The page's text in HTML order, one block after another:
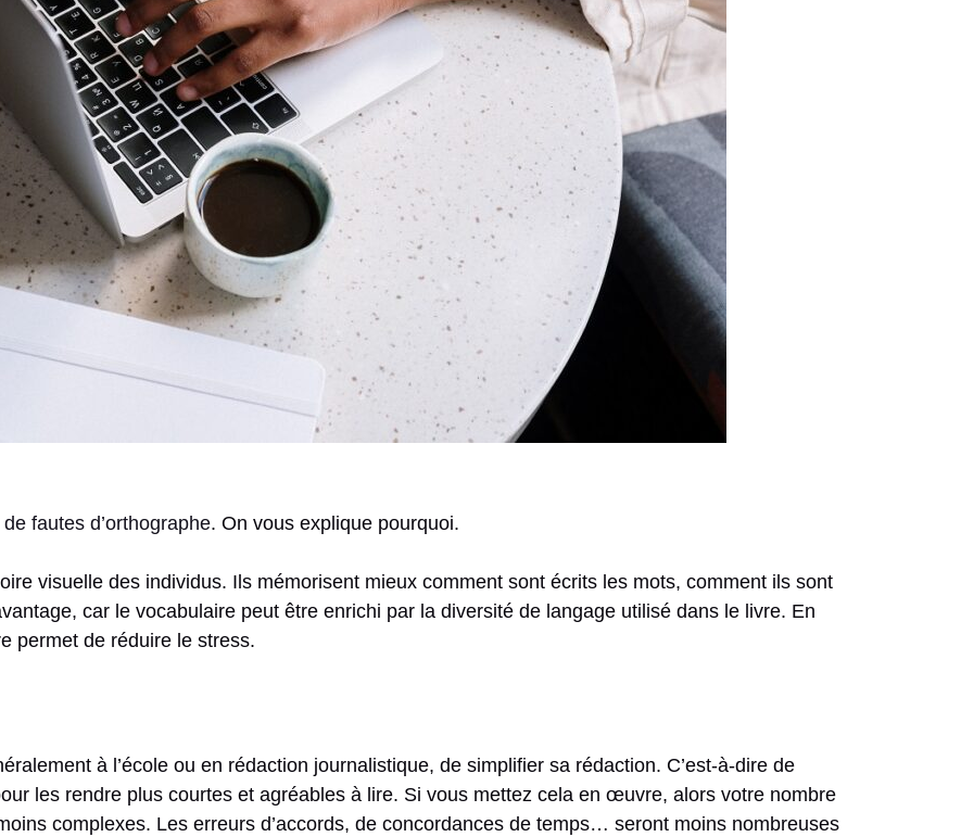
fautes d’orthographe. On vous explique pourquoi.
visuelle des individus. Ils mémorisent mieux comment sont écrits les mots, comment ils sont
car le vocabulaire peut être enrichi par la diversité de langage utilisé dans le livre. En
permet de réduire le stress.
à l’école ou en rédaction journalistique, de simplifier sa rédaction. C’est-à-dire de
les rendre plus courtes et agréables à lire. Si vous mettez cela en œuvre, alors votre nombre
complexes. Les erreurs d’accords, de concordances de temps… seront moins nombreuses